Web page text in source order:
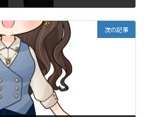
次の記事